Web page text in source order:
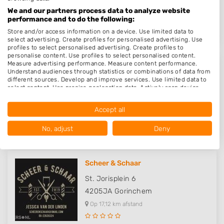
Op 16,87 km afstand
Creations by Nikie
Tapperstraat 69
Op 17,01 km afstand
Scheer & Schaar
St. Jorisplein 6
4205JA Gorinchem
Op 17,12 km afstand
We and our partners process data to analyze website
performance and to do the following:
Store and/or access information on a device. Use limited data to
select advertising. Create profiles for personalised advertising. Use
profiles to select personalised advertising. Create profiles to
personalise content. Use profiles to select personalised content.
Measure advertising performance. Measure content performance.
Understand audiences through statistics or combinations of data from
different sources. Develop and improve services. Use limited data to
select content. Use precise geolocation data. Actively scan device
Data may be shared outside of the European Union and send to the
Your consent and the cookie policy applies solely to this website/app.
View Partner List (1016 IAB Vendors)
We use your data for the following purposes:
IAB processing purposes:
Store and/or access information on a device
Use limited data to select advertising
Create profiles for personalised advertising
Accept all
No, adjust Deny